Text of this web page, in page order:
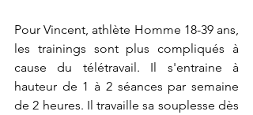
Pour Vincent, athlète Homme 18-39 ans,
les trainings sont plus compliqués à
cause du télétravail. Il s'entraine à
hauteur de 1 à 2 séances par semaine
de 2 heures. Il travaille sa souplesse dès